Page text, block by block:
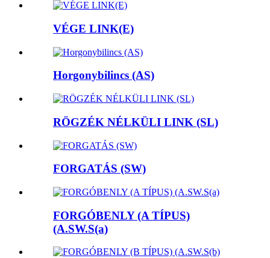
VÉGE LINK(E)
Horgonybilincs (AS)
RÖGZÉK NÉLKÜLI LINK (SL)
FORGATÁS (SW)
FORGÓBENLY (A TÍPUS)
(A.SW.S(a)